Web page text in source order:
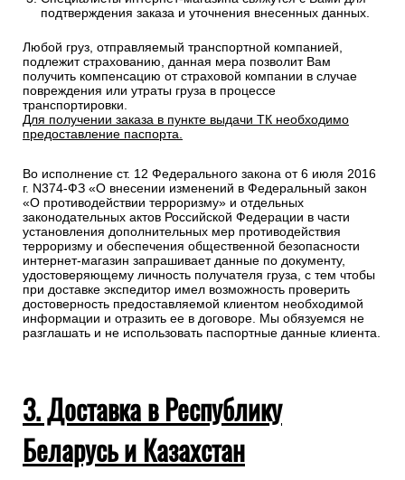
подтверждения заказа и уточнения внесенных данных.
Любой груз, отправляемый транспортной компанией,
подлежит страхованию, данная мера позволит Вам
получить компенсацию от страховой компании в случае
повреждения или утраты груза в процессе
транспортировки.
Для получении заказа в пункте выдачи ТК необходимо
предоставление паспорта.
Во исполнение ст. 12 Федерального закона от 6 июля 2016
г. N374-ФЗ «О внесении изменений в Федеральный закон
«О противодействии терроризму» и отдельных
законодательных актов Российской Федерации в части
установления дополнительных мер противодействия
терроризму и обеспечения общественной безопасности
интернет-магазин запрашивает данные по документу,
удостоверяющему личность получателя груза, с тем чтобы
при доставке экспедитор имел возможность проверить
достоверность предоставляемой клиентом необходимой
информации и отразить ее в договоре. Мы обязуемся не
разглашать и не использовать паспортные данные клиента.
3. Доставка в Республику
Беларусь и Казахстан